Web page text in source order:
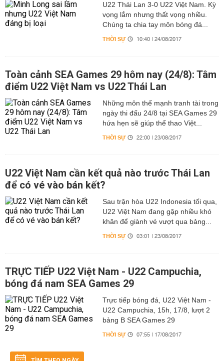
U22 Thái Lan 3-0 U22 Việt Nam. Kỳ
vọng lắm nhưng thất vọng nhiều.
Chúng ta chia tay môn bóng đá...
THỜI SỰ 10:40 | 24/08/2017
Toàn cảnh SEA Games 29 hôm nay (24/8): Tâm
điểm U22 Việt Nam vs U22 Thái Lan
Những môn thế mạnh tranh tài trong
ngày thi đấu 24/8 tại SEA Games 29
hứa hẹn sẽ giúp thể thao Việt...
THỜI SỰ 22:00 | 23/08/2017
U22 Việt Nam cần kết quả nào trước Thái Lan
để có vé vào bán kết?
Sau trận hòa U22 Indonesia tối qua,
U22 Việt Nam đang gặp nhiều khó
khăn để giành vé vượt qua bảng...
THỜI SỰ 03:01 | 23/08/2017
TRỰC TIẾP U22 Việt Nam - U22 Campuchia,
bóng đá nam SEA Games 29
Trực tiếp bóng đá, U22 Việt Nam -
U22 Campuchia, 15h, 17/8, lượt 2
bảng B SEA Games 29
THỜI SỰ 07:55 | 17/08/2017